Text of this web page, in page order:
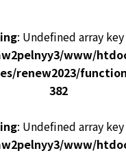
: Undefined array
www/
renew2023/
382
: Undefined array
www/